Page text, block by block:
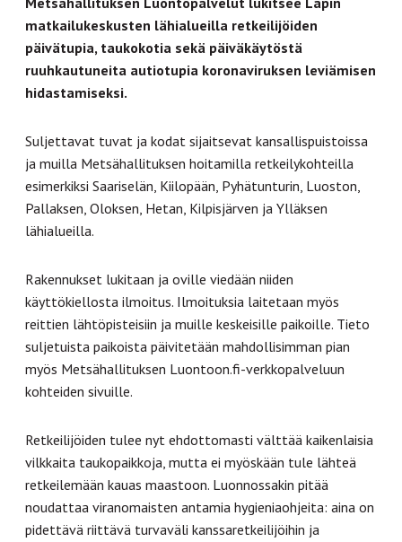
matkailukeskusten lähialueilla retkeilijöiden
päivätupia, taukokotia sekä päiväkäytöstä
ruuhkautuneita autiotupia koronaviruksen leviämisen
hidastamiseksi.
Suljettavat tuvat ja kodat sijaitsevat kansallispuistoissa
ja muilla Metsähallituksen hoitamilla retkeilykohteilla
esimerkiksi Saariselän, Kiilopään, Pyhätunturin, Luoston,
Pallaksen, Oloksen, Hetan, Kilpisjärven ja Ylläksen
lähialueilla.
Rakennukset lukitaan ja oville viedään niiden
käyttökiellosta ilmoitus. Ilmoituksia laitetaan myös
reittien lähtöpisteisiin ja muille keskeisille paikoille. Tieto
suljetuista paikoista päivitetään mahdollisimman pian
myös Metsähallituksen Luontoon.fi-verkkopalveluun
kohteiden sivuille.
Retkeilijöiden tulee nyt ehdottomasti välttää kaikenlaisia
vilkkaita taukopaikkoja, mutta ei myöskään tule lähteä
retkeilemään kauas maastoon. Luonnossakin pitää
noudattaa viranomaisten antamia hygieniaohjeita: aina on
pidettävä riittävä turvaväli kanssaretkeilijöihin ja